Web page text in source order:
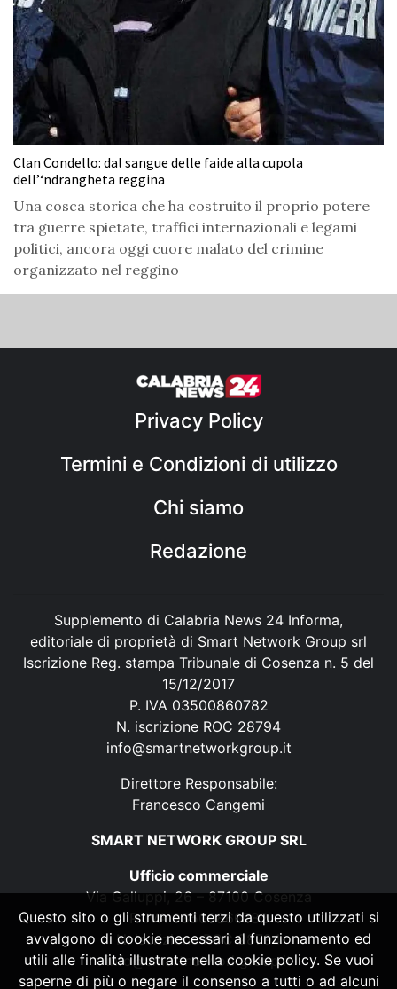
Clan Condello: dal sangue delle faide alla cupola
dell’‘ndrangheta reggina
Una cosca storica che ha costruito il proprio potere
tra guerre spietate, traffici internazionali e legami
politici, ancora oggi cuore malato del crimine
organizzato nel reggino
Privacy Policy
Termini e Condizioni di utilizzo
Chi siamo
Redazione
Supplemento di Calabria News 24 Informa,
editoriale di proprietà di Smart Network Group srl
Iscrizione Reg. stampa Tribunale di Cosenza n. 5 del
15/12/2017
P. IVA 03500860782
N. iscrizione ROC 28794
info@smartnetworkgroup.it
Direttore Responsabile:
Francesco Cangemi
SMART NETWORK GROUP SRL
Ufficio commerciale
Via Galluppi, 26 – 87100 Cosenza
P. IVA 03500860782
N. iscrizione ROC 28794
info@smartnetworkgroup.it
Questo sito o gli strumenti terzi da questo utilizzati si
avvalgono di cookie necessari al funzionamento ed
utili alle finalità illustrate nella cookie policy. Se vuoi
saperne di più o negare il consenso a tutti o ad alcuni